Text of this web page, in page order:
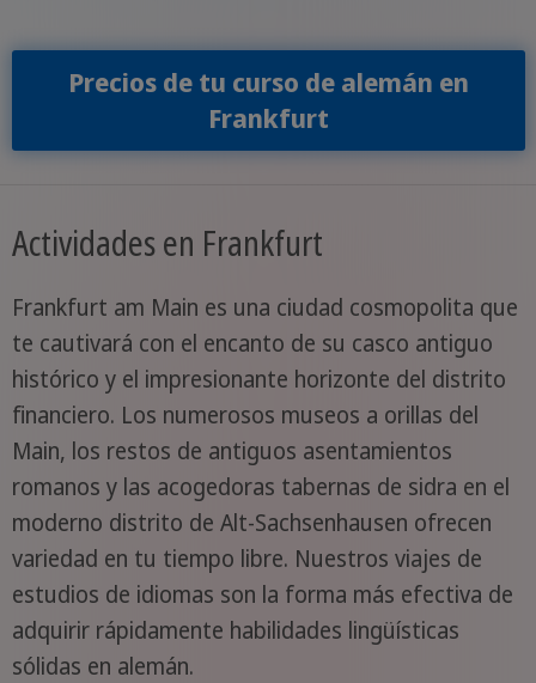
Precios de tu curso de alemán en
Frankfurt
Actividades en Frankfurt
Frankfurt am Main es una ciudad cosmopolita que
te cautivará con el encanto de su casco antiguo
histórico y el impresionante horizonte del distrito
financiero. Los numerosos museos a orillas del
Main, los restos de antiguos asentamientos
romanos y las acogedoras tabernas de sidra en el
moderno distrito de Alt-Sachsenhausen ofrecen
variedad en tu tiempo libre. Nuestros viajes de
estudios de idiomas son la forma más efectiva de
adquirir rápidamente habilidades lingüísticas
sólidas en alemán.